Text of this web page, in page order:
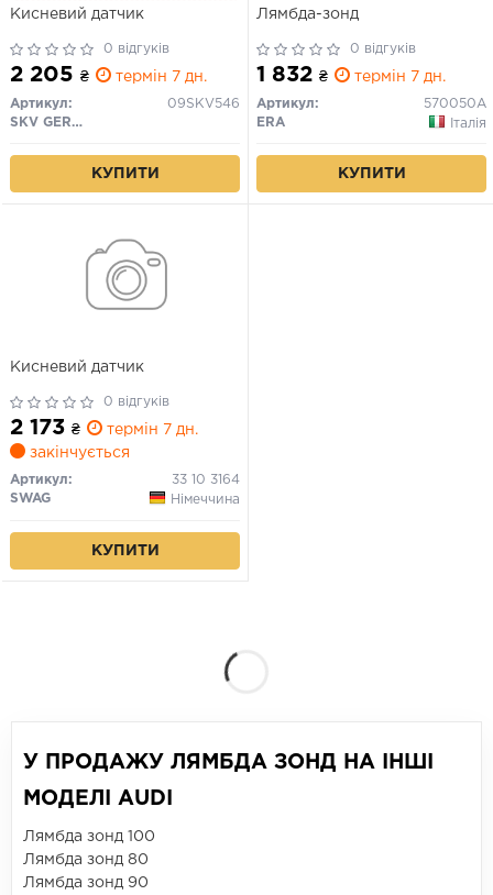
Кисневий датчик
0 відгуків
2 205 ₴ термін 7 дн.
Артикул:
09SKV546
SKV GERMANY
КУПИТИ
Лямбда-зонд
0 відгуків
1 832 ₴ термін 7 дн.
Артикул:
570050A
ERA
Італія
КУПИТИ
Кисневий датчик
0 відгуків
2 173 ₴
термін 7 дн.
закінчується
Артикул:
33 10 3164
SWAG
Німеччина
КУПИТИ
У ПРОДАЖУ ЛЯМБДА ЗОНД НА ІНШІ
МОДЕЛІ AUDI
Лямбда зонд 100
Лямбда зонд 80
Лямбда зонд 90